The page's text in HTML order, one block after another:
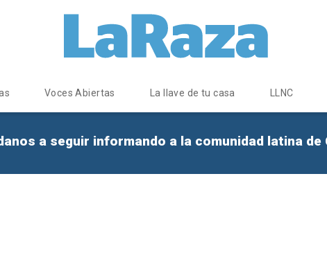
Voces Abiertas La llave de tu casa LLNC
a seguir informando a la comunidad latina de